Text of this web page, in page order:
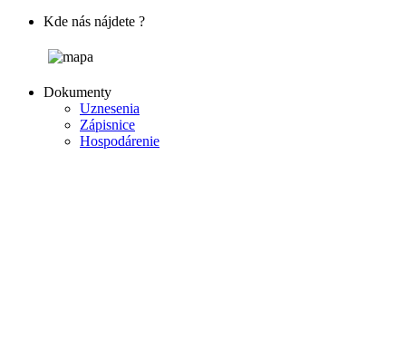
Kde nás nájdete ?
Dokumenty
Uznesenia
Zápisnice
Hospodárenie